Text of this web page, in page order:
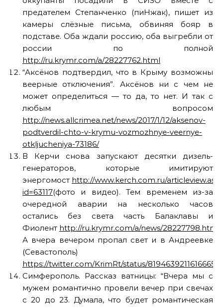
предателем Степанченко (пиНжак), пишет из
камеры слёзные письма, обвиняя бояр в
подставе. Оба ждали россию, оба выгребли от
россии по полной
http://ru.krymr.com/a/28227762.html
“Аксёнов подтвердил, что в Крыму возможны
веерные отключения”. Аксёнов ни с чем не
может определиться — то да, то нет. И так с
любым вопросом
http://news.allcrimea.net/news/2017/1/12/aksenov-
podtverdil-chto-v-krymu-vozmozhnye-veernye-
otkljucheniya-73186/
В Керчи снова запускают десятки дизель-
генераторов, которые имитируют
энергомост http://www.kerch.com.ru/
id=63117(фото и видео). Тем временем из-за
очередной аварии на несколько часов
остались без света часть Балаклавы и
Фиолент http://ru.krymr.com/a/news/28227798.html
А вчера вечером пропал свет и в Андреевке
(Севастополь)
https://twitter.com/KrimRt/status/
Симферополь. Рассказ ватницы: “Вчера мы с
мужем романтично провели вечер при свечах
с 20 до 23. Думала, что будет романтическая